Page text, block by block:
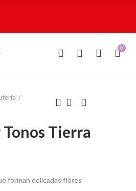
0
Tierra
forman delicadas flores